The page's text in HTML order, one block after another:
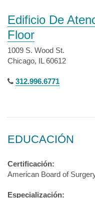
Edificio De
Floor
1009 S. Wood St.
Chicago, IL 60612
312.996.6771
EDUCACIÓN
Certificación:
American Board of
Especialización: